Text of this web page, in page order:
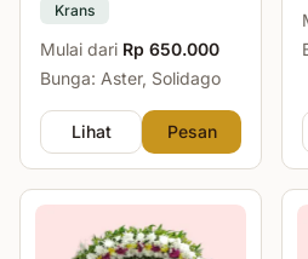
Krans
Mulai dari Rp 650.000
Bunga: Aster, Solidago
Lihat Pesan